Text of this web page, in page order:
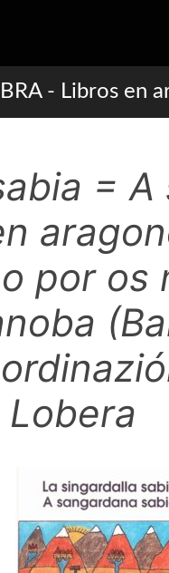
- Libros en
=
por os
Lobera